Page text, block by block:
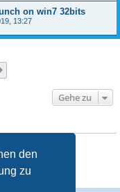
den
zu
on win7 32bits
13:27
Gehe zu
erstellen.